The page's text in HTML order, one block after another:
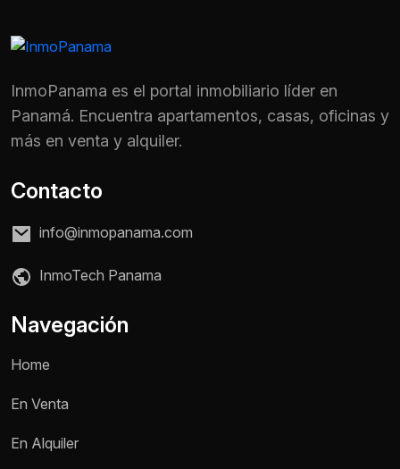
Nombre *
InmoPanama es el portal inmobiliario líder en
Panamá. Encuentra apartamentos, casas, oficinas y
más en venta y alquiler.
Contacto
info@inmopanama.com
InmoTech Panama
Navegación
Home
En Venta
En Alquiler